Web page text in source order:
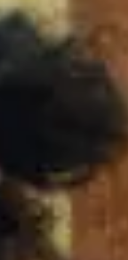
Rando
et plein